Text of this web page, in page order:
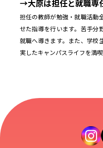
→大原は担任と就職専
担任の教師が勉強・就職活動
せた指導を行います。苦手分
就職へ導きます。また、学校
実したキャンパスライフを満喫